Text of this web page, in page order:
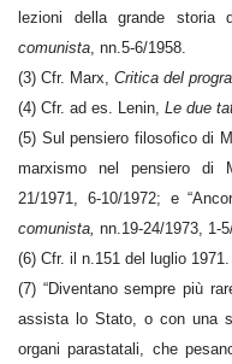
lezioni della grande storia
comunista, nn.5-6/1958.
(3) Cfr. Marx, Critica del
(4) Cfr. ad es. Lenin, Le due
(5) Sul pensiero filosofico di
marxismo nel pensiero di
21/1971, 6-10/1972; e
comunista, nn.19-24/1973, 1-
(6) Cfr. il n.151 del luglio 1971.
(7) “Diventano sempre più
assista lo Stato, o con una
organi parastatali, che